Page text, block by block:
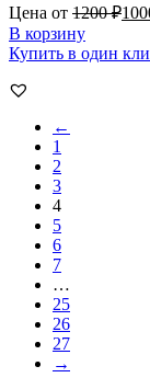
Цена от 1200₽
В корзину
Купить в один
←
1
2
3
4
5
6
7
…
25
26
27
→